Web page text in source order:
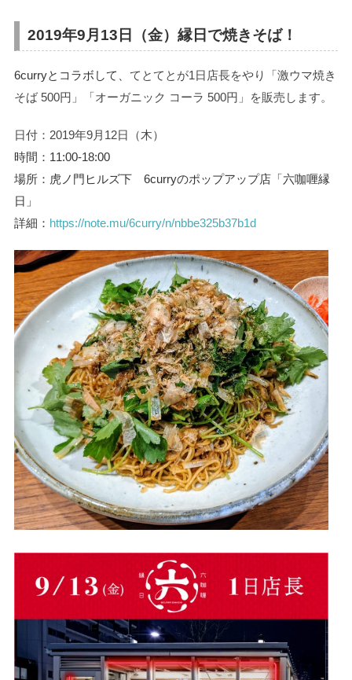
2019年9月13日（金）縁日で焼きそば！
6curryとコラボして、 てとてとが1日店長をやり「激ウマ焼き
そば 500円」「オーガニック コーラ 500円」を販売します。
日付：2019年9月12日（木）
時間：11:00-18:00
場所：虎ノ門ヒルズ下 6curryのポップアップ店「六咖喱縁
日」
詳細： https://note.mu/6curry/n/nbbe325b37b1d